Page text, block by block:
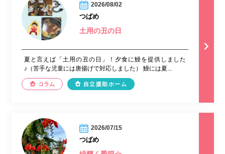
2026/08/02
つばめ
土用の丑の日
夏と言えば「土用の丑の日」！夕食に鰻を提供しました
♪（苦手な児童には唐揚げで対応しました） 鰻には夏...
コラム 自立援助ホーム
2026/07/15
つばめ